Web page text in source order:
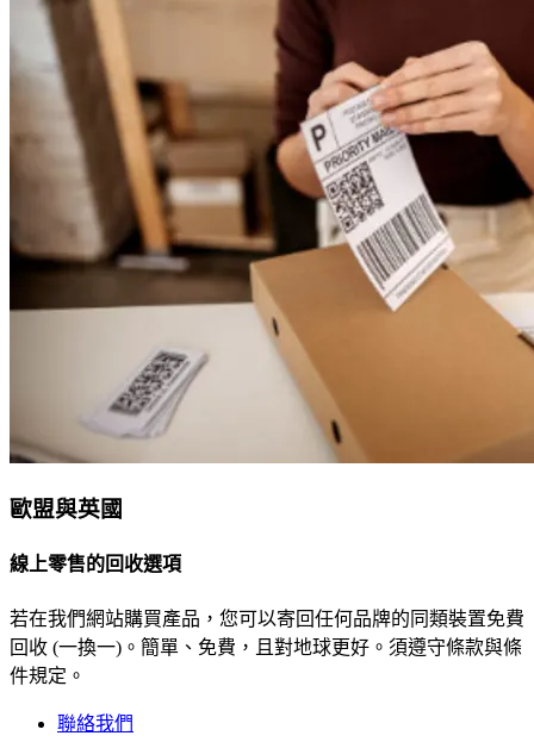
歐盟與英國
線上零售的回收選項
若在我們網站購買產品，您可以寄回任何品牌的同類裝置免費
回收 (一換一)。簡單、免費，且對地球更好。須遵守條款與條
件規定。
聯絡我們